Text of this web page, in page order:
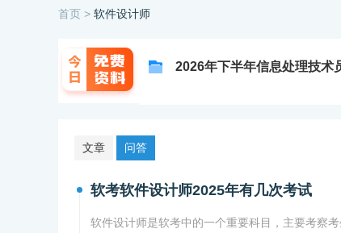
首页 > 软件设计师
2026年下半年信息处理技术
文章 问答
软考软件设计师2025年有几次考试
软件设计师是软考中的一个重要科目，主要考察